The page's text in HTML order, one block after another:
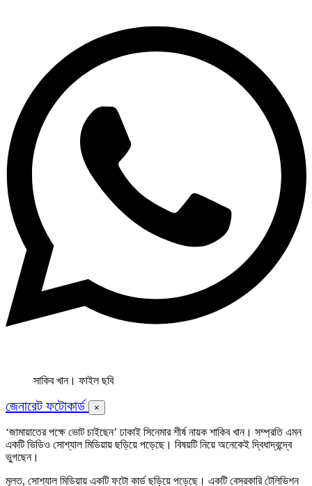
সাকিব খান। ফাইল ছবি
জেনারেট ফটোকার্ড ×
‘জামায়াতের পক্ষে ‌ভোট চাইছেন’ ঢাকাই সিনেমার শীর্ষ নায়ক শাকিব খান। সম্প্রতি এমন
একটি ভিডিও সোশ্যাল মিডিয়ায় ছড়িয়ে পড়েছে। বিষয়টি নিয়ে অনেকেই দ্বিধাদ্বন্দ্বে
ভুগছেন।
মূলত, সোশ্যাল মিডিয়ায় একটি ফটো কার্ড ছড়িয়ে পড়েছে। একটি বেসরকারি টেলিভিশন